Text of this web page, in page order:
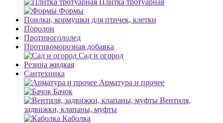
Плитка тротуарная
Формы
Поилки, кормушки для птичек, клетки
Поролон
Противогололед
Противоморозная добавка
Сад и огород
Резина жидкая
Сантехника
Арматура и прочее
Бачок
Вентиля,
задвижки, клапаны, муфты
Каболка